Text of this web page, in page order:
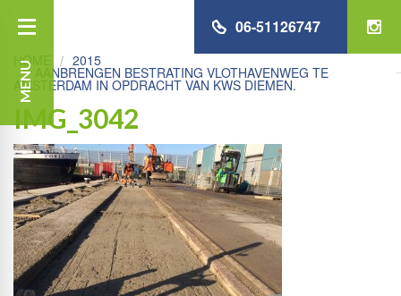
MENU
06-51126747
HOME 2015
AANBRENGEN BESTRATING VLOTHAVENWEG TE
AMSTERDAM IN OPDRACHT VAN KWS DIEMEN.
IMG_3042